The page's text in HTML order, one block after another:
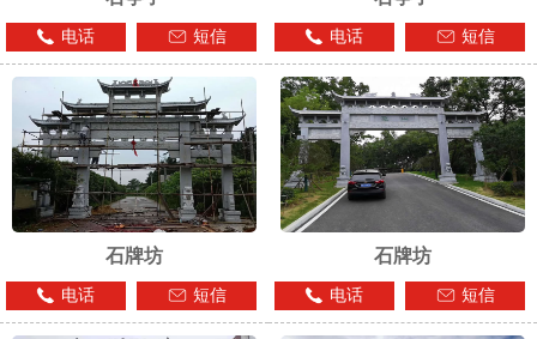
电话 短信 电话 短信
石牌坊
电话 短信
石牌坊
电话 短信